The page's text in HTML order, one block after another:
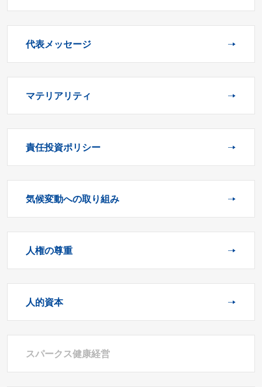
代表メッセージ
マテリアリティ
責任投資ポリシー
気候変動への取り組み
人権の尊重
人的資本
スパークス健康経営